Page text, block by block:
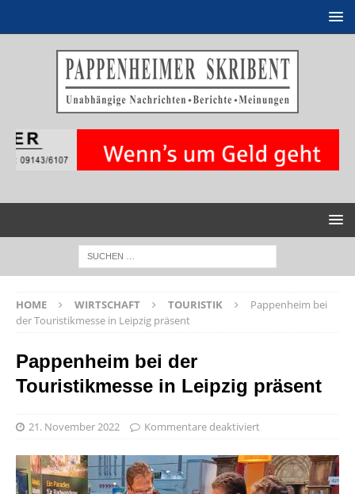
HOME WIRTSCHAFT TOURISTIK
Pappenheim bei
der Touristikmesse in Leipzig präsent
Pappenheim bei der
Touristikmesse in Leipzig präsent
21. November 2022 Kommentare deaktiviert